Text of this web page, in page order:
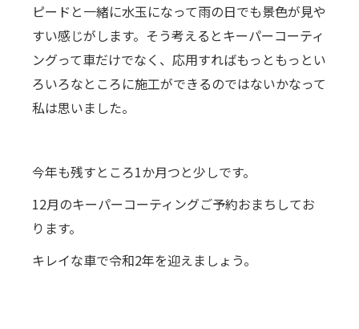
ピードと一緒に水玉になって雨の日でも景色が見や
すい感じがします。そう考えるとキーパーコーティ
ングって車だけでなく、応用すればもっともっとい
ろいろなところに施工ができるのではないかなって
私は思いました。
今年も残すところ1か月つと少しです。
12月のキーパーコーティングご予約おまちしてお
ります。
キレイな車で令和2年を迎えましょう。